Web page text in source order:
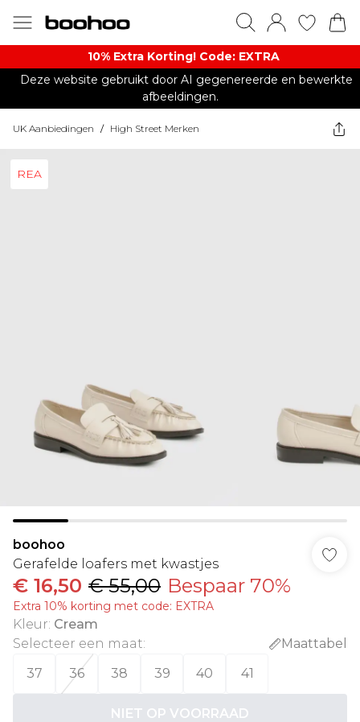
10% Extra Korting! Code: EXTRA​
Deze website gebruikt door AI gegenereerde en bewerkte
afbeeldingen.
UK Aanbiedingen / High Street Merken
REA
boohoo
Gerafelde loafers met kwastjes
€ 16,50 € 55,00 Bespaar 70%
Extra 10% korting met code: EXTRA
Kleur: Cream
Selecteer een maat:
Maattabel
37
36 38 39 40 41
NIET OP VOORRAAD